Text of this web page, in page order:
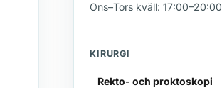
Ons–Tors kväll: 17:00–20:00
KIRURGI
Rekto- och proktoskopi